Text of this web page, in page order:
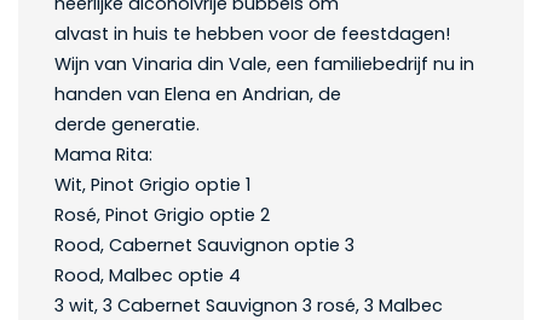
alvast in huis te hebben voor de feestdagen!
Wijn van Vinaria din Vale, een familiebedrijf nu in
handen van Elena en Andrian, de
derde generatie.
Mama Rita:
Wit, Pinot Grigio optie 1
Rosé, Pinot Grigio optie 2
Rood, Cabernet Sauvignon optie 3
Rood, Malbec optie 4
3 wit, 3 Cabernet Sauvignon 3 rosé, 3 Malbec